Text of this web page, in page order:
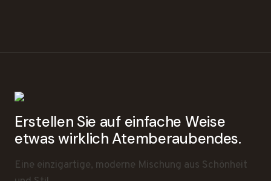
Erstellen Sie auf einfache Weise
etwas wirklich Atemberaubendes.
Eine einzigartige, moderne Mischung aus Schönheit